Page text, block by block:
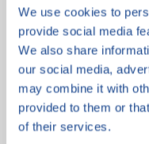
We use cookies to
provide social media
We also share
our social media,
may combine it with
provided to them or
of their services.